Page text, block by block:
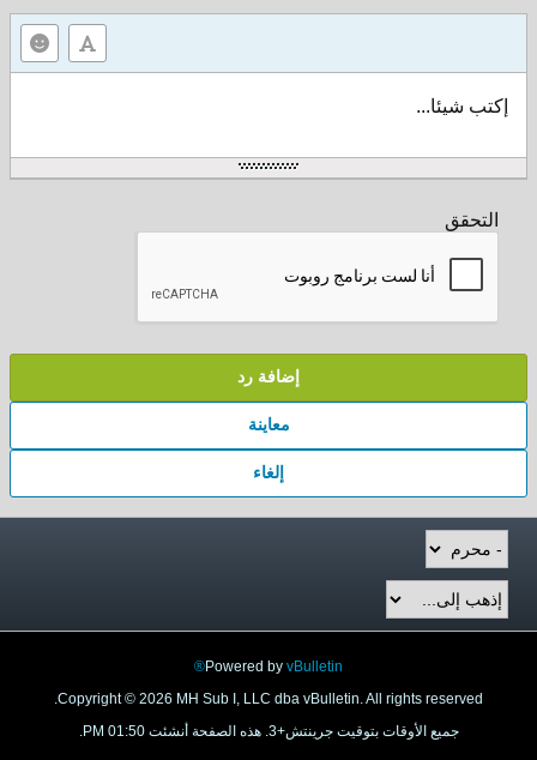
إكتب شيئا...
التحقق
إضافة رد
معاينة
إلغاء
Powered by vBulletin®
Copyright © 2026 MH Sub I, LLC dba vBulletin. All rights reserved.
جميع الأوقات بتوقيت جرينتش+3. هذه الصفحة أنشئت 01:50 PM.